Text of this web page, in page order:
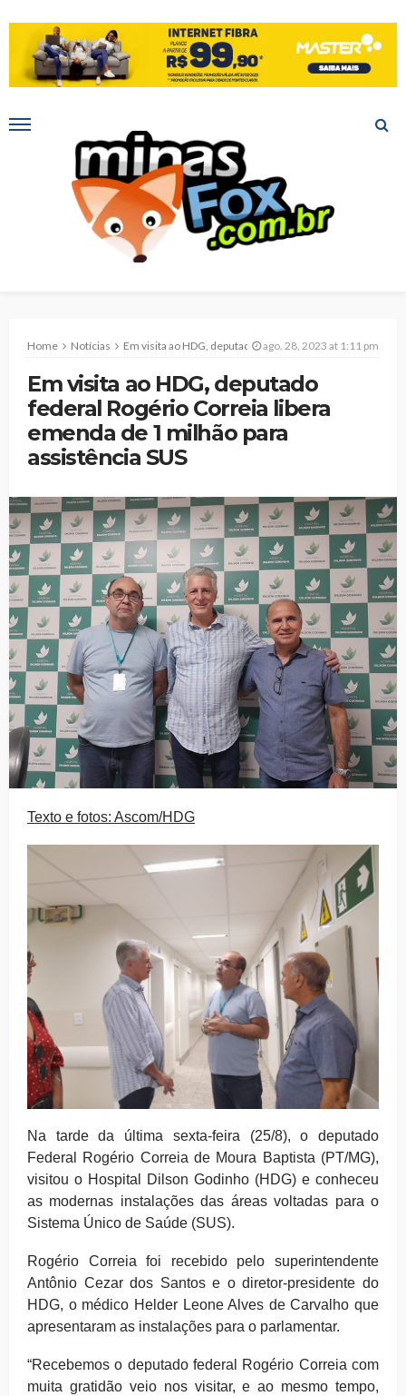
Home Notícias Em visita ao HDG, deputado federal Rogério Correia libera emenda de 1 milhão para assistência SUS
ago. 28, 2023 at 1:11 pm
Em visita ao HDG, deputado
federal Rogério Correia libera
emenda de 1 milhão para
assistência SUS
Texto e fotos: Ascom/HDG
Na tarde da última sexta-feira (25/8), o deputado
Federal Rogério Correia de Moura Baptista (PT/MG),
visitou o Hospital Dilson Godinho (HDG) e conheceu
as modernas instalações das áreas voltadas para o
Sistema Único de Saúde (SUS).
Rogério Correia foi recebido pelo superintendente
Antônio Cezar dos Santos e o diretor-presidente do
HDG, o médico Helder Leone Alves de Carvalho que
apresentaram as instalações para o parlamentar.
“Recebemos o deputado federal Rogério Correia com
muita gratidão veio nos visitar, e ao mesmo tempo,